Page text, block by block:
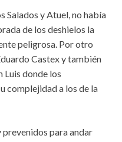
Salados y Atuel, no había
de los deshielos la
peligrosa. Por otro
Castex y también
Luis donde los
complejidad a los de la
para andar